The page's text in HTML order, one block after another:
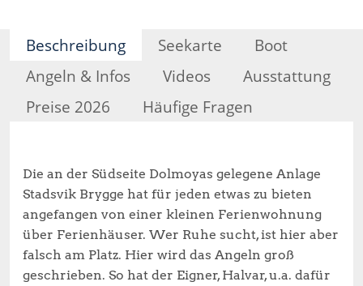
Beschreibung Seekarte
Boot
Angeln & Infos
Videos
Ausstattung
Preise 2026
Häufige Fragen
Die an der Südseite Dolmoyas gelegene Anlage
Stadsvik Brygge hat für jeden etwas zu bieten
angefangen von einer kleinen Ferienwohnung
über Ferienhäuser. Wer Ruhe sucht, ist hier aber
falsch am Platz. Hier wird das Angeln groß
geschrieben. So hat der Eigner, Halvar, u.a. dafür